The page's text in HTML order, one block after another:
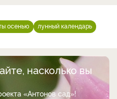
осенью лунный календарь
насколько вы
«Антонов сад»!